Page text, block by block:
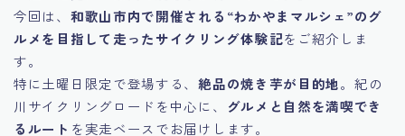
今回は、 和歌山市内で開催される“わかやまマルシェ”のグ
ルメを目指して走ったサイクリング体験記をご紹介しま
す。
特に土曜日限定で登場する、絶品の焼き芋が目的地。紀の
川サイクリングロードを中心に、
グルメと自然を満喫でき
るルート を実走ベースでお届けします。